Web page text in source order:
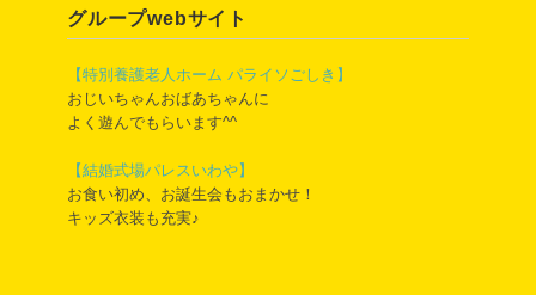
グループwebサイト
【特別養護老人ホーム パライソごしき】
おじいちゃんおばあちゃんに
よく遊んでもらいます^^
【結婚式場パレスいわや】
お食い初め、お誕生会もおまかせ！
キッズ衣装も充実♪